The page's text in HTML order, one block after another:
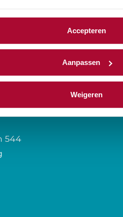
Accepteren
Aanpassen
Weigeren
544